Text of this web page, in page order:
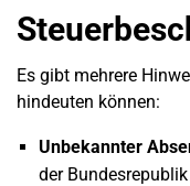
Es gibt mehrere
hindeuten können:
Unbekannter
der